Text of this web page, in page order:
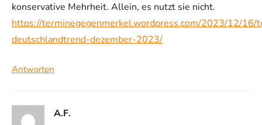
konservative Mehrheit. Allein, es nutzt sie nicht.
https://terminegegenmerkel.wordpress.com/2023/12/16/
deutschlandtrend-dezember-2023/
Antworten
A.F.